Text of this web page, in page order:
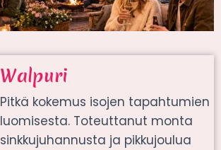
Walpuri
Pitkä kokemus isojen tapahtumien
luomisesta. Toteuttanut monta
sinkkujuhannusta ja pikkujoulua